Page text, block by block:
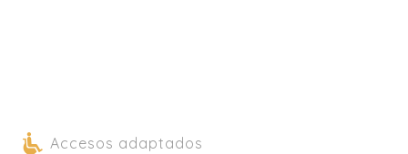
Accesos adaptados